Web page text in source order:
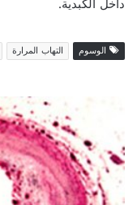
الوسوم التهاب المرارة
تحميك
من
انسداد
الشرايين